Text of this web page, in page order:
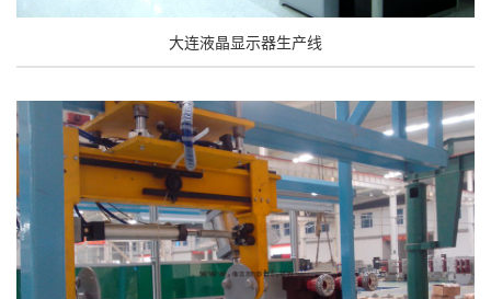
大连液晶显示器生产线